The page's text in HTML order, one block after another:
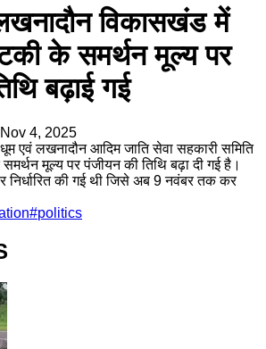
विकासखंड में
के समर्थन मूल्य पर
बढ़ाई गई
Nov 4, 2025
एवं लखनादौन आदिम जाति सेवा सहकारी समिति
मूल्य पर पंजीयन की तिथि बढ़ा दी गई है।
की गई थी जिसे अब 9 नवंबर तक कर
#politics